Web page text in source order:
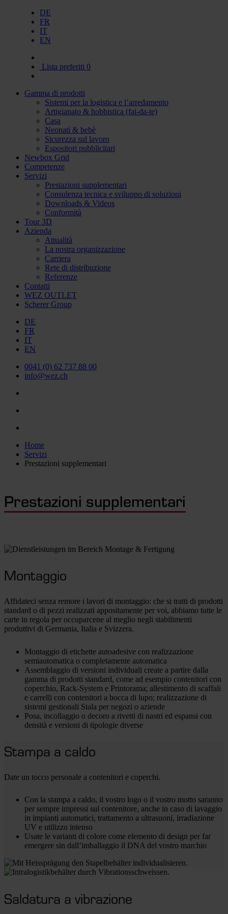
DE
FR
IT
EN
Lista preferiti 0
Gamma di prodotti
Sistemi per la logistica e l’arredamento
Artigianato & hobbistica (fai-da-te)
Casa
Neonati & bebè
Sicurezza sul lavoro
Espositori pubblicitari
Newbox Grid
Competenze
Servizi
Prestazioni supplementari
Consulenza tecnica e sviluppo di soluzioni
Downloads & Videos
Conformità
Tour 3D
Azienda
Attualità
La nostra organizzazione
Carriera
Rete di distribuzione
Referenze
Contatti
WEZ OUTLET
Scherer Group
DE
FR
IT
EN
0041 (0) 62 737 88 00
info@wez.ch
Home
Servizi
Prestazioni supplementari
Prestazioni supplementari
Montaggio
Affidateci senza remore i lavori di montaggio: che si tratti di prodotti
standard o di pezzi realizzati appositamente per voi, abbiamo tutte le
carte in regola per occuparcene al meglio negli stabilimenti
produttivi di Germania, Italia e Svizzera.
Montaggio di etichette autoadesive con realizzazione
semiautomatica o completamente automatica
Assemblaggio di versioni individuali create a partire dalla
gamma di prodotti standard, come ad esempio contenitori con
coperchio, Rack-System e Printorama; allestimento di scaffali
e carrelli con contenitori a bocca di lupo; realizzazione di
sistemi gestionali Stala per negozi o aziende
Posa, incollaggio o decoro a rivetti di nastri ed espansi con
densità e versioni di tipologie diverse
Stampa a caldo
Date un tocco personale a contenitori e coperchi.
Con la stampa a caldo, il vostro logo o il vostro motto saranno
per sempre impressi sul contenitore, anche in caso di lavaggio
in impianti automatici, trattamento a ultrasuoni, irradiazione
UV e utilizzo intenso
Usate le varianti di colore come elemento di design per far
emergere sin dall’imballaggio il DNA del vostro marchio
Saldatura a vibrazione